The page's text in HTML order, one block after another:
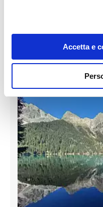
modificare o revocare il
momento dalla
sull'icona di attivazione
raccogliere
geografica, con
metro,
Identificare il tuo
attivamente alla
(impronte digitali).
Approfondisci come
e imposta le tue
modificare o ritirare il tuo
dalla Dichiarazione sui
Accetta e